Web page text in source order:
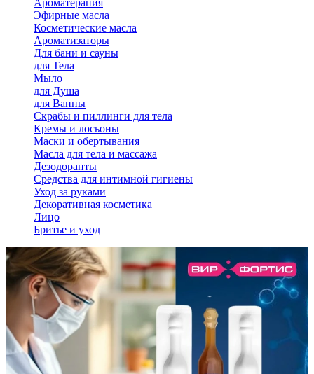
Ароматерапия
Эфирные масла
Косметические масла
Ароматизаторы
Для бани и сауны
для Тела
Мыло
для Душа
для Ванны
Скрабы и пиллинги для тела
Кремы и лосьоны
Маски и обертывания
Масла для тела и массажа
Дезодоранты
Средства для интимной гигиены
Уход за руками
Декоративная косметика
Лицо
Бритье и уход